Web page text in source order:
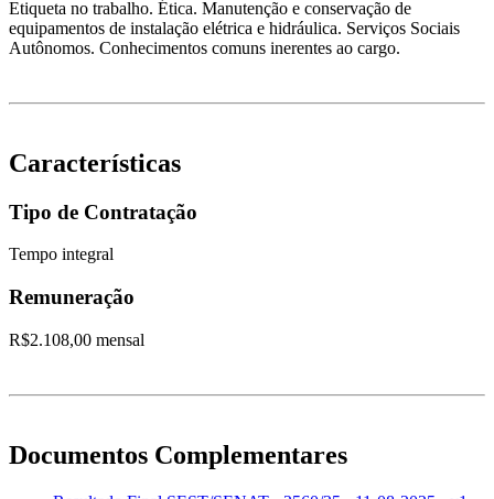
Etiqueta no trabalho. Ética. Manutenção e conservação de
equipamentos de instalação elétrica e hidráulica. Serviços Sociais
Autônomos. Conhecimentos comuns inerentes ao cargo.
Características
Tipo de Contratação
Tempo integral
Remuneração
R$2.108,00 mensal
Documentos Complementares